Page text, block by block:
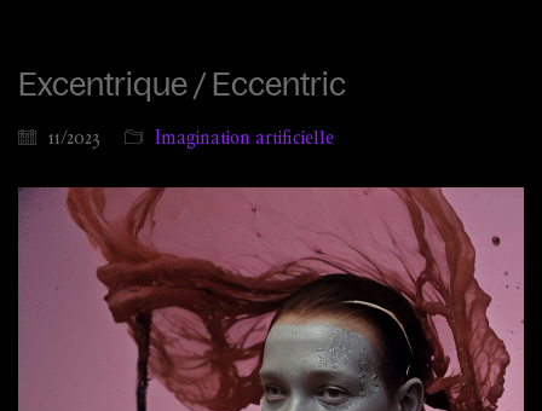
Excentrique / Eccentric
11/2023 Imagination artificielle